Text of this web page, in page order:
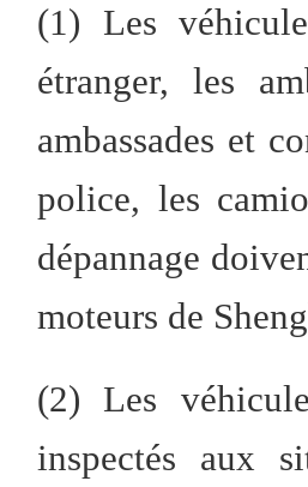
(1) Les
étranger, les
ambassades et
police, les
dépannage
moteurs de
(2) Les
inspectés aux